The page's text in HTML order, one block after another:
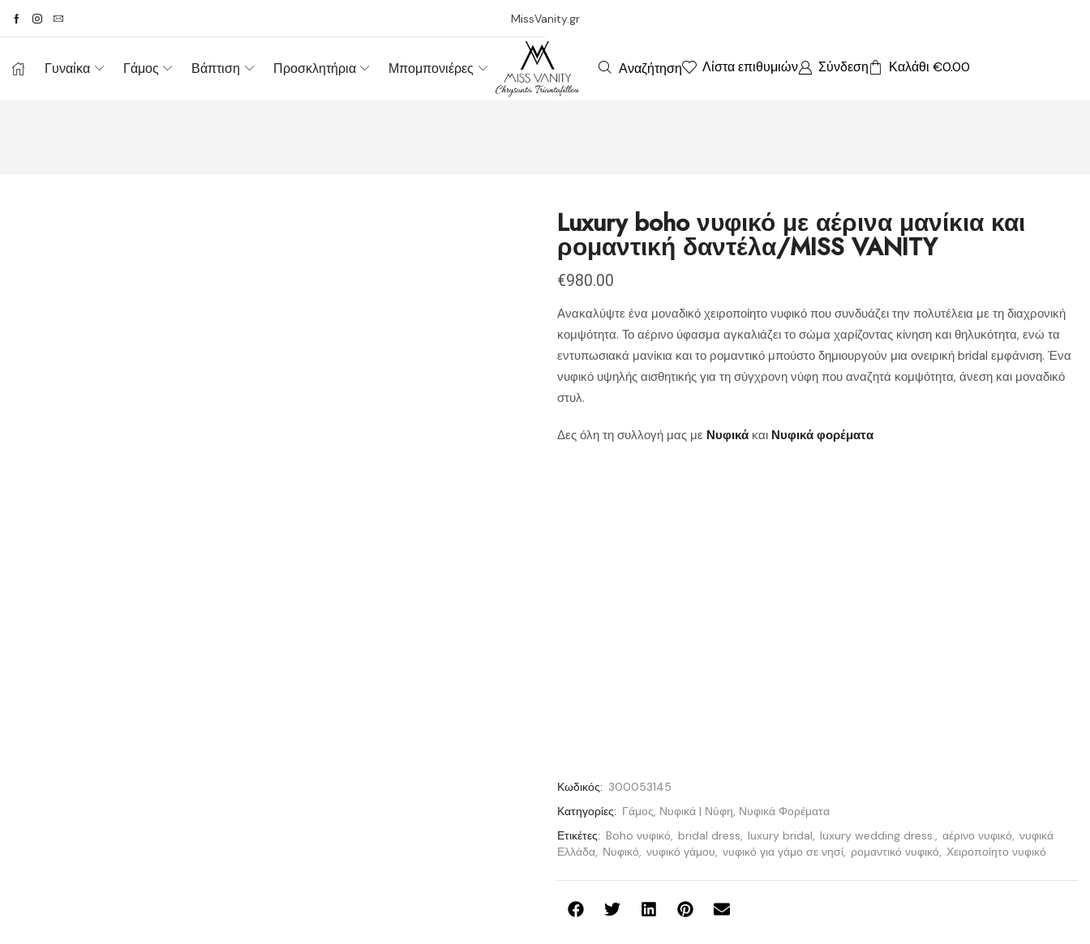
MissVanity.gr
Γυναίκα Γάμος Βάπτιση Προσκλητήρια Μπομπονιέρες Αναζήτηση Λίστα επιθυμιών Σύνδεση Καλάθι €0.00
Luxury boho νυφικό με αέρινα μανίκια και
ρομαντική δαντέλα/MISS VANITY
€980.00
Ανακαλύψτε ένα μοναδικό χειροποίητο νυφικό που συνδυάζει την πολυτέλεια με τη διαχρονική
κομψότητα. Το αέρινο ύφασμα αγκαλιάζει το σώμα χαρίζοντας κίνηση και θηλυκότητα, ενώ τα
εντυπωσιακά μανίκια και το ρομαντικό μπούστο δημιουργούν μια ονειρική bridal εμφάνιση. Ένα
νυφικό υψηλής αισθητικής για τη σύγχρονη νύφη που αναζητά κομψότητα, άνεση και μοναδικό
στυλ.
Δες όλη τη συλλογή μας με Νυφικά και Νυφικά φορέματα
Κωδικός: 300053145
Κατηγορίες: Γάμος, Νυφικά | Νύφη, Νυφικά Φορέματα
Ετικέτες: Boho νυφικό, bridal dress, luxury bridal, luxury wedding dress., αέρινο νυφικό, νυφικά
Ελλάδα, Νυφικό, νυφικό γάμου, νυφικό για γάμο σε νησί, ρομαντικό νυφικό, Χειροποίητο νυφικό